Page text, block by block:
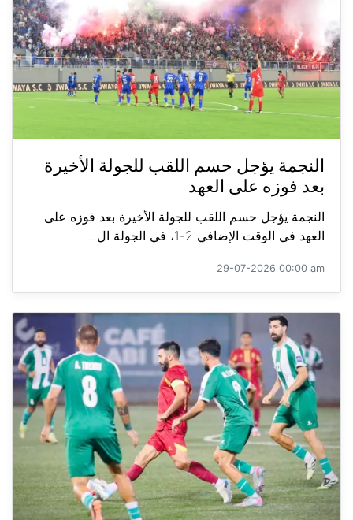
النجمة يؤجل حسم اللقب للجولة الأخيرة
بعد فوزه على العهد
النجمة يؤجل حسم اللقب للجولة الأخيرة بعد فوزه على
العهد في الوقت الإضافي 2-1، في الجولة ال...
29-07-2026 00:00 am